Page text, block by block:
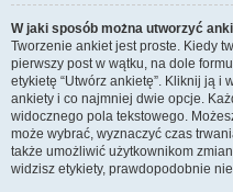
W jaki sposób można utworzyć
Tworzenie ankiet jest proste. Kiedy
pierwszy post w wątku, na dole
etykietę “Utwórz ankietę”. Kliknij ją i
ankiety i co najmniej dwie opcje.
widocznego pola tekstowego.
może wybrać, wyznaczyć czas
także umożliwić użytkownikom
widzisz etykiety, prawdopodobnie